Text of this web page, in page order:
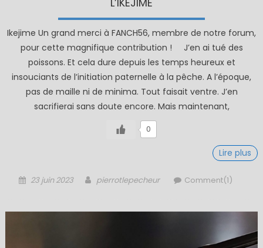
Ikejime Un grand merci à FANCH56, membre de notre forum,
pour cette magnifique contribution ! J’en ai tué des
poissons. Et cela dure depuis les temps heureux et
insouciants de l’initiation paternelle à la pêche. A l’époque,
pas de maille ni de minima. Tout faisait ventre. J’en
sacrifierai sans doute encore. Mais maintenant,
0
Lire plus
Posted
23 juin 2023 Author
pierrotlepecheur Comment(1)